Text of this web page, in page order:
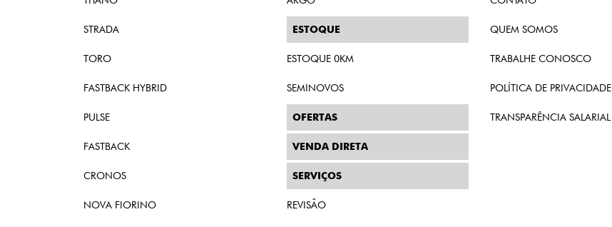
STRADA
TORO
FASTBACK HYBRID
PULSE
FASTBACK
CRONOS
NOVA FIORINO
ESTOQUE
ESTOQUE 0KM
SEMINOVOS
OFERTAS
VENDA DIRETA
SERVIÇOS
REVISÃO
QUEM SOMOS
TRABALHE CONOSCO
POLÍTICA DE PRIVACIDADE
TRANSPARÊNCIA SALARIAL